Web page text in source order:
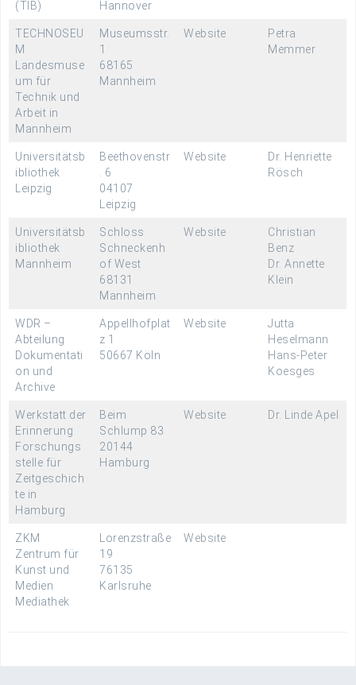
(TIB)
Hannover
TECHNOSEU
M
Landesmuse
um für
Technik und
Arbeit in
Mannheim
Museumsstr.
1
68165
Mannheim
Website
Petra
Memmer
Universitätsb
ibliothek
Leipzig
Beethovenstr
. 6
04107
Leipzig
Website
Dr. Henriette
Rösch
Universitätsb
ibliothek
Mannheim
Schloss
Schneckenh
of West
68131
Mannheim
Website
Christian
Benz
Dr. Annette
Klein
WDR –
Abteilung
Dokumentati
on und
Archive
Appellhofplat
z 1
50667 Köln
Website
Jutta
Heselmann
Hans-Peter
Koesges
Werkstatt der
Erinnerung
Forschungs
stelle für
Zeitgeschich
te in
Hamburg
Beim
Schlump 83
20144
Hamburg
Website Dr. Linde Apel
ZKM
Zentrum für
Kunst und
Medien
Mediathek
Lorenzstraße
19
76135
Karlsruhe
Website